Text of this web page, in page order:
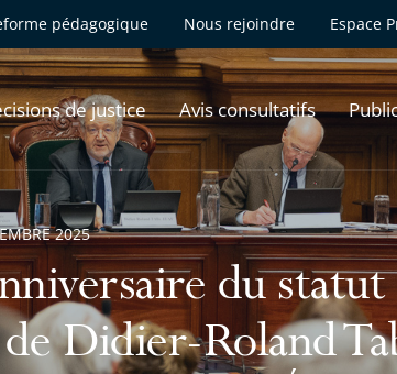
pédagogique Nous rejoindre Espace
de justice Avis consultatifs
du
Didier-Roland
2025